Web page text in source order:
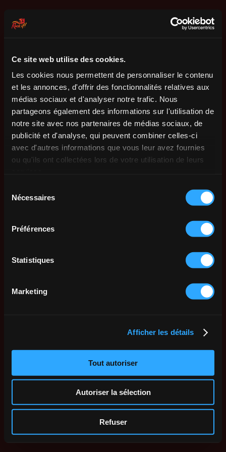
Ce site web utilise des cookies.
Les cookies nous permettent de personnaliser le contenu
et les annonces, d'offrir des fonctionnalités relatives aux
médias sociaux et d'analyser notre trafic. Nous
partageons également des informations sur l'utilisation de
notre site avec nos partenaires de médias sociaux, de
publicité et d'analyse, qui peuvent combiner celles-ci
avec d'autres informations que vous leur avez fournies
ou qu'ils ont collectées lors de votre utilisation de leurs
Nécessaires
Préférences
Statistiques
Marketing
Afficher les détails
Tout autoriser
Autoriser la sélection
Refuser